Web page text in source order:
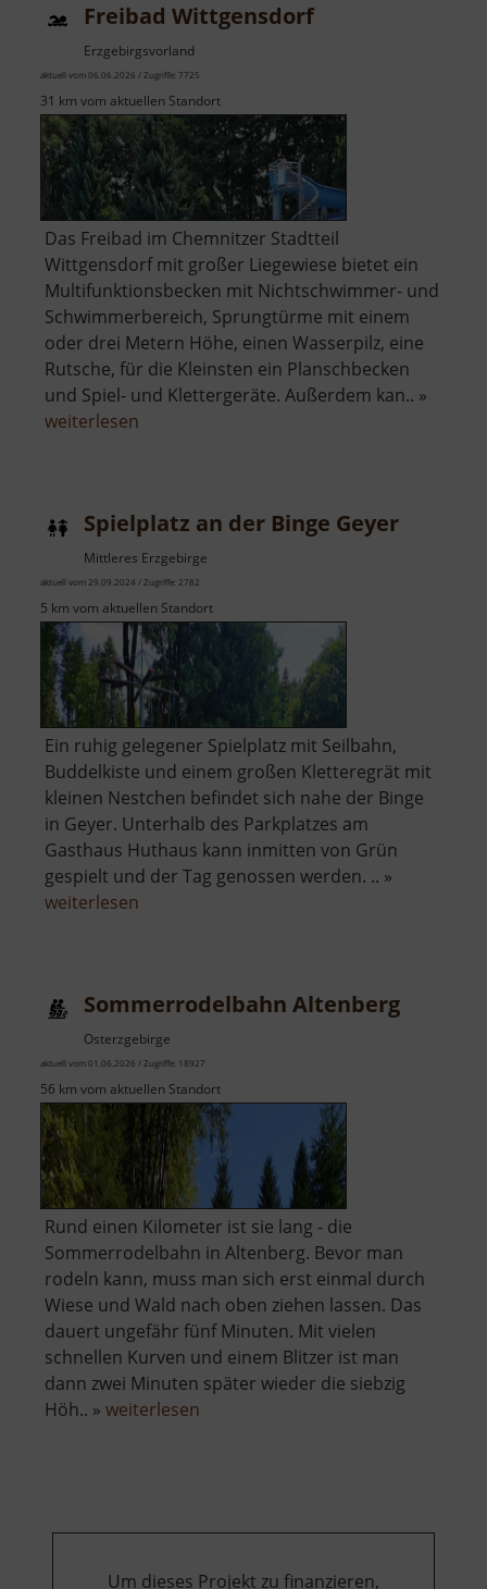
Freibad Wittgensdorf
Erzgebirgsvorland
aktuell vom 06.06.2026 / Zugriffe: 7725
31 km vom aktuellen Standort
Das Freibad im Chemnitzer Stadtteil
Wittgensdorf mit großer Liegewiese bietet ein
Multifunktionsbecken mit Nichtschwimmer- und
Schwimmerbereich, Sprungtürme mit einem
oder drei Metern Höhe, einen Wasserpilz, eine
Rutsche, für die Kleinsten ein Planschbecken
und Spiel- und Klettergeräte. Außerdem kan.. »
weiterlesen
Spielplatz an der Binge Geyer
Mittleres Erzgebirge
aktuell vom 29.09.2024 / Zugriffe: 2782
5 km vom aktuellen Standort
Ein ruhig gelegener Spielplatz mit Seilbahn,
Buddelkiste und einem großen Kletteregrät mit
kleinen Nestchen befindet sich nahe der Binge
in Geyer. Unterhalb des Parkplatzes am
Gasthaus Huthaus kann inmitten von Grün
gespielt und der Tag genossen werden. .. »
weiterlesen
Binge
Geyer
Sommerrodelbahn Altenberg
Osterzgebirge
aktuell vom 01.06.2026 / Zugriffe: 18927
56 km vom aktuellen Standort
Rund einen Kilometer ist sie lang - die
Sommerrodelbahn in Altenberg. Bevor man
rodeln kann, muss man sich erst einmal durch
Wiese und Wald nach oben ziehen lassen. Das
dauert ungefähr fünf Minuten. Mit vielen
schnellen Kurven und einem Blitzer ist man
dann zwei Minuten später wieder die siebzig
Höh.. » weiterlesen
Um dieses Projekt zu finanzieren,